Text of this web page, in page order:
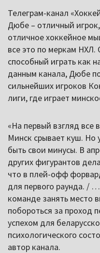
Телеграм-канал
Дюбе – отличный
отличное хоккейное
все это по меркам НХЛ.
способный играть как
данным канала, Дюбе
сильнейших игроков
лиги, где играет
«На первый взгляд все
Минск срывает куш. Но
быть свои минусы. В
других фигурантов
что в плей-офф
для первого раунда. /
команде занять место
побороться за проход
успехом для
психологического
автор канала.